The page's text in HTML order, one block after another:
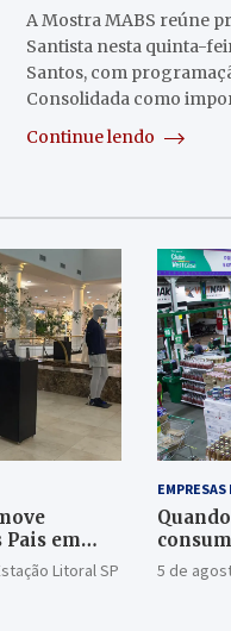
A Mostra MABS reúne
Santista nesta quinta-
Santos, com
Consolidada como
Continue lendo
Pais em
Litoral SP 5 de